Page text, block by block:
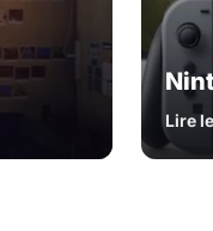
Lire